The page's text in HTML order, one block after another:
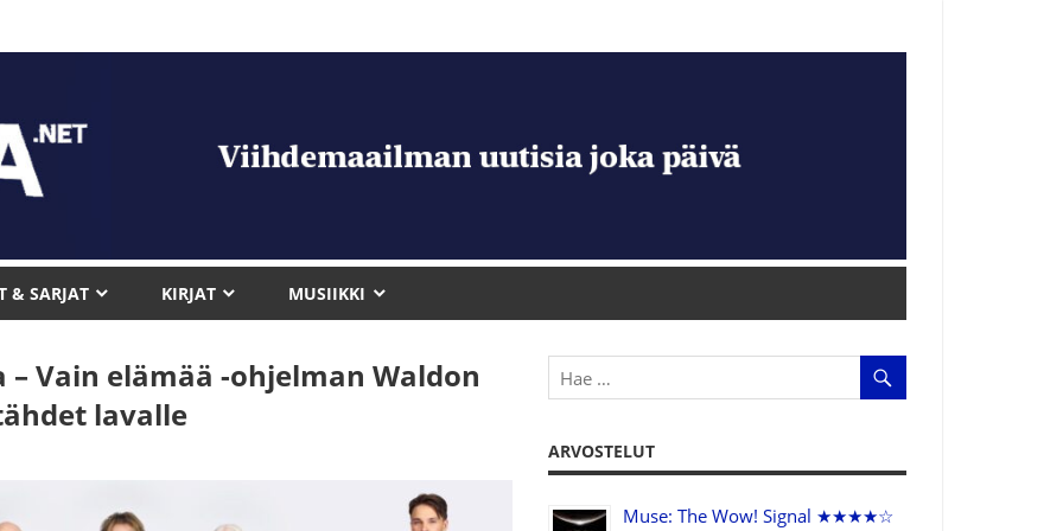
& SARJAT KIRJAT MUSIIKKI
Vain elämää -ohjelman Waldon
lavalle
ARVOSTELUT
Muse: The Wow! Signal ★★★★☆